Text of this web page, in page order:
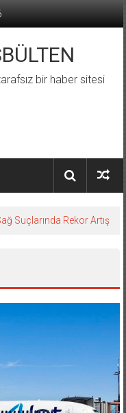
bir haber sitesi
Suçlarında Rekor Artış